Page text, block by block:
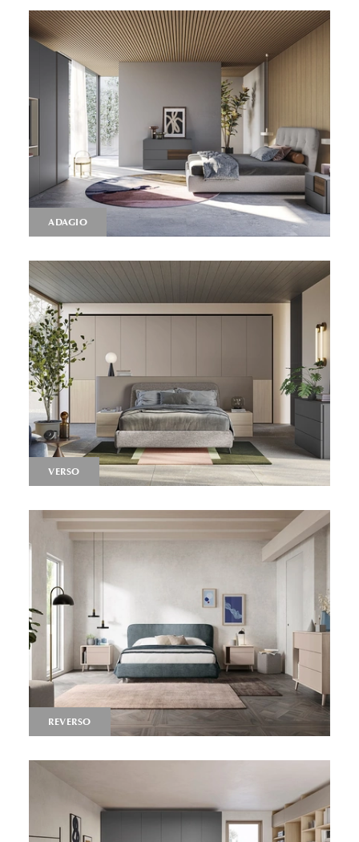
ADAGIO
VERSO
REVERSO